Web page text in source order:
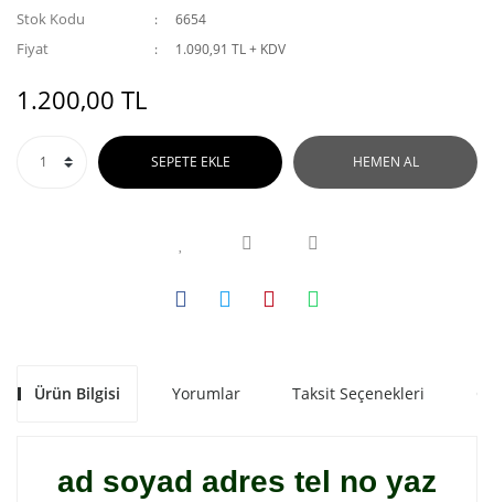
Stok Kodu 6654
Fiyat 1.090,91 TL + KDV
1.200,00 TL
SEPETE EKLE HEMEN AL
Ürün Bilgisi Yorumlar Taksit Seçenekleri
ad soyad adres tel no yaz